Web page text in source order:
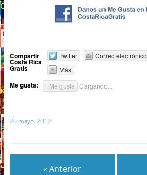
Compartir
Costa Rica
Gratis
Twitter Correo electrónico
Más
Me gusta: Me gusta Cargando...
20 mayo, 2012
« Anterior